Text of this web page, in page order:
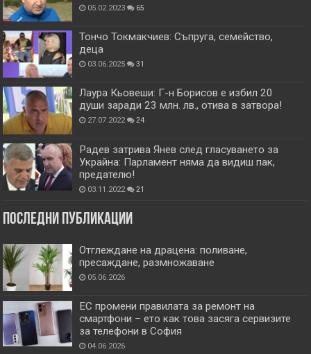
05.02.2023 65
Тончо Токмакчиев: Съпруга, семейство,
деца
03.06.2025 31
Лаура Кьовеши: Г-н Борисов е избил 20
души заради 23 млн. лв., отива в затвора!
27.07.2022 24
Радев затрива Янев след гласуването за
Украйна: Парламент няма да видиш пак,
предателю!
03.11.2022 21
Последни публикации
Отглеждане на драцена: поливане,
пресаждане, размножаване
05.06.2026
ЕС промени правилата за ремонт на
смартфони – ето как това засяга сервизите
за телефони в София
04.06.2026